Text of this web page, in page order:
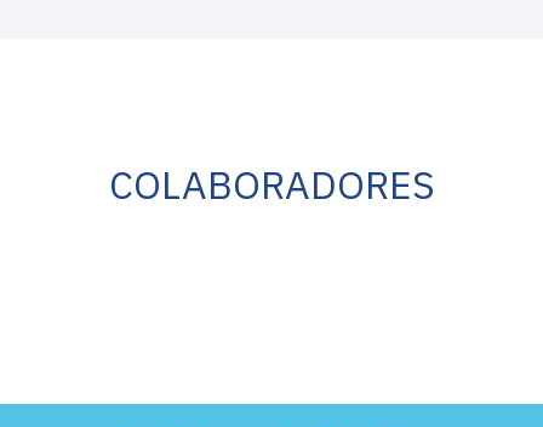
COLABORADORES